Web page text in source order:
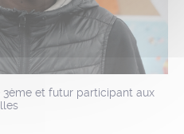
3ème et futur participant aux